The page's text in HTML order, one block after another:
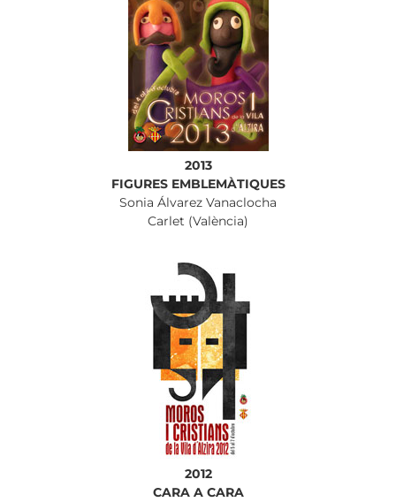
2013
FIGURES EMBLEMÀTIQUES
Sonia Álvarez Vanaclocha
Carlet (València)
2012
CARA A CARA